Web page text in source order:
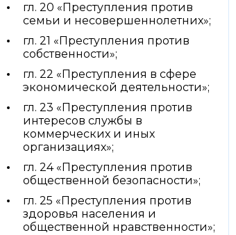
гл. 20 «Преступления против
семьи и несовершеннолетних»;
гл. 21 «Преступления против
собственности»;
гл. 22 «Преступления в сфере
экономической деятельности»;
гл. 23 «Преступления против
интересов службы в
коммерческих и иных
организациях»;
гл. 24 «Преступления против
общественной безопасности»;
гл. 25 «Преступления против
здоровья населения и
общественной нравственности»;